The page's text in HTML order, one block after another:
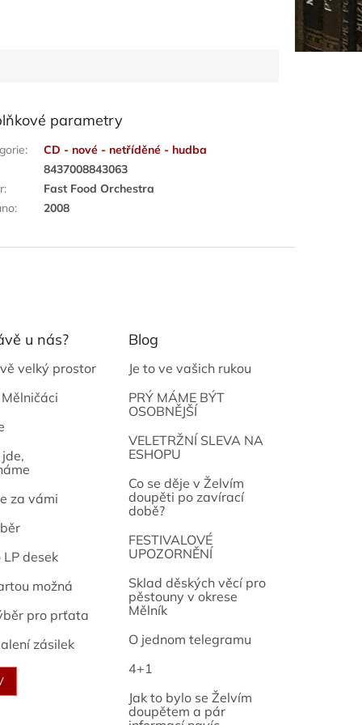
parametry
:
CD - nové - netříděné - hudba
8437008843063
:
Fast Food Orchestra
: 2008
u nás?
velký prostor
za vámi
desek
možná
pro prťata
zásilek
Blog
Je to ve vašich rukou
PRÝ MÁME BÝT
OSOBNĚJŠÍ
VELETRŽNÍ SLEVA NA
ESHOPU
Co se děje v Želvím
doupěti po zavírací
době?
FESTIVALOVÉ
UPOZORNĚNÍ
Sklad děských věcí pro
pěstouny v okrese
Mělník
O jednom telegramu
4+1
Jak to bylo se Želvím
doupětem a pár